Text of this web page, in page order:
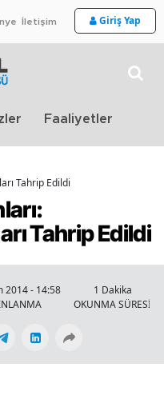
İletişim Giriş Yap
Faaliyetler
Tahrip Edildi
Tahrip Edildi
2014 - 14:58
1 Dakika
OKUNMA SÜRESİ